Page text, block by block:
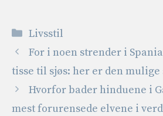
Kategorier
Livsstil
For i noen strender i
tisse til sjøs: her er den mulige
Hvorfor bader hinduene i
mest forurensede elvene i